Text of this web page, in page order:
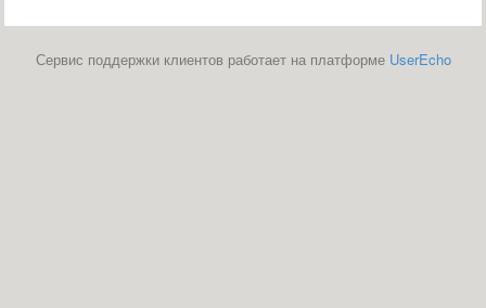
Сервис поддержки клиентов работает на платформе UserEcho